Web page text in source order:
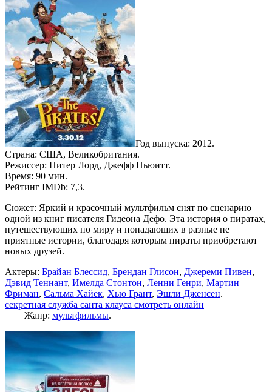
Год выпуска: 2012.
Страна: США, Великобритания.
Режиссер: Питер Лорд, Джефф Ньюитт.
Время: 90 мин.
Рейтинг IMDb: 7,3.
Сюжет: Яркий и красочный мультфильм снят по сценарию
одной из книг писателя Гидеона Дефо. Эта история о пиратах,
путешествующих по миру и попадающих в разные не
приятные истории, благодаря которым пираты приобретают
новых друзей.
Актеры: Брайан Блессид, Брендан Глисон, Джереми Пивен,
Дэвид Теннант, Имелда Стонтон, Ленни Генри, Мартин
Фриман, Сальма Хайек, Хью Грант, Эшли Дженсен.
секретная служба санта клауса смотреть онлайн
Жанр: мультфильмы.